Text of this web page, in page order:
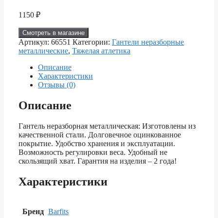
1150 ₽
Смотреть в магазине
Артикул: 66551 Категории: Гантели неразборные
металлические, Тяжелая атлетика
Описание
Характеристики
Отзывы (0)
Описание
Гантель неразборная металлическая: Изготовлены из
качественной стали. Долговечное оцинкованное
покрытие. Удобство хранения и эксплуатации.
Возможность регулировки веса. Удобный не
скользящий хват. Гарантия на изделия – 2 года!
Характеристики
Бренд Barfits